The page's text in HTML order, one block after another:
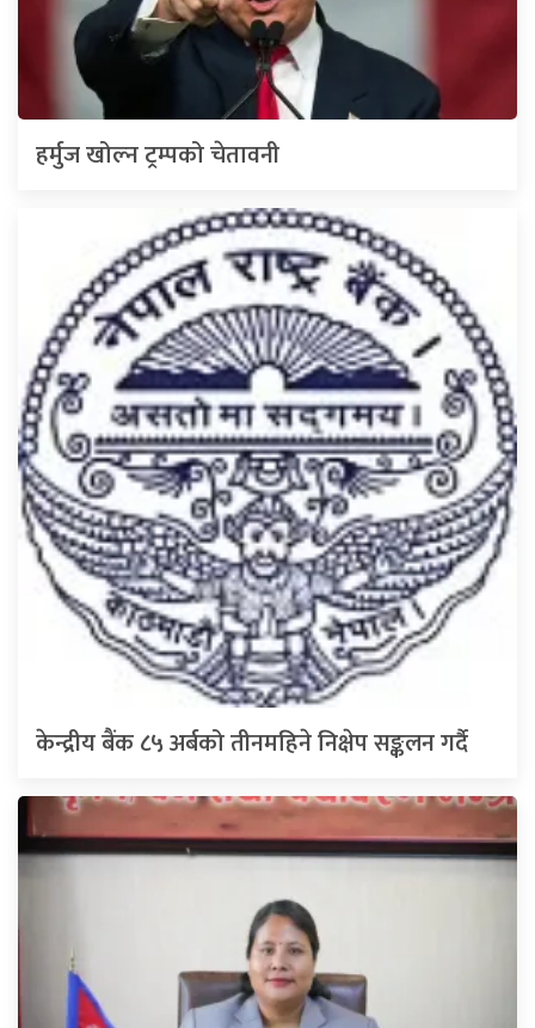
हर्मुज खोल्न ट्रम्पको चेतावनी
केन्द्रीय बैंक ८५ अर्बको तीनमहिने निक्षेप सङ्कलन गर्दै